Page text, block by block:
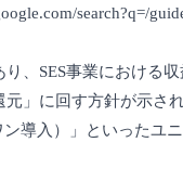
search?q=/
、SES事業における
」に回す方針が示
導入）」といったユ